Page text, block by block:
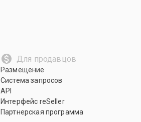
Для продавцов
Размещение
Система запросов
API
Интерфейс reSeller
Партнерская программа